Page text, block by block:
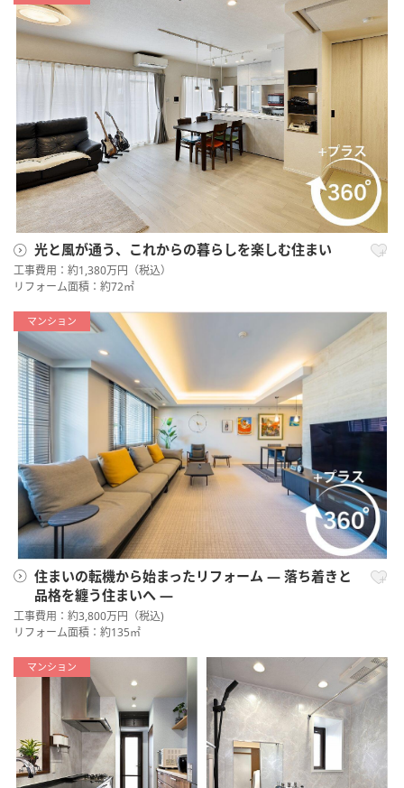
光と風が通う、これからの暮らしを楽しむ住まい
工事費用：約1,380万円（税込）
リフォーム面積：約72㎡
マンション
住まいの転機から始まったリフォーム ― 落ち着きと
品格を纏う住まいへ ―
工事費用：約3,800万円（税込)
リフォーム面積：約135㎡
マンション